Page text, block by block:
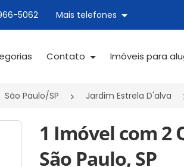
5062 Mais telefones
Contato Imóveis para
São Paulo/SP Jardim Estrela D'alva
1 Imóvel com 2
São Paulo, SP